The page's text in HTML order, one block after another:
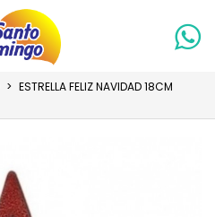
> ESTRELLA FELIZ NAVIDAD 18CM